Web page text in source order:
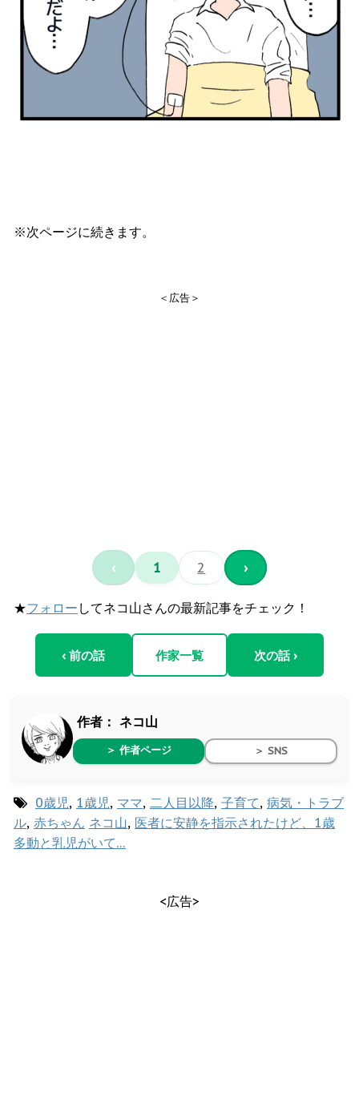
※次ページに続きます。
＜広告＞
‹ 1 2 ›
★フォロー してネコ山さんの最新記事をチェック！
‹ 前の話 作家一覧 次の話 ›
作者： ネコ山
＞ 作者ページ ＞ SNS
0歳児, 1歳児, ママ, 二人目以降, 子育て, 病気・トラブ
ル, 赤ちゃん ネコ山, 医者に安静を指示されたけど、1歳
多動と乳児がいて…
<広告>